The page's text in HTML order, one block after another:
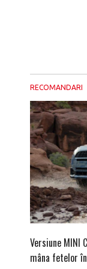
RECOMANDARI
Versiune MINI
mâna fetelor